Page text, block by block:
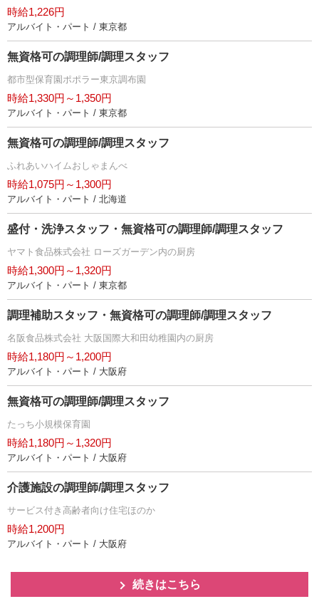
時給1,226円
アルバイト・パート / 東京都
無資格可の調理師/調理スタッフ
都市型保育園ポポラー東京調布園
時給1,330円～1,350円
アルバイト・パート / 東京都
無資格可の調理師/調理スタッフ
ふれあいハイムおしゃまんべ
時給1,075円～1,300円
アルバイト・パート / 北海道
盛付・洗浄スタッフ・無資格可の調理師/調理スタッフ
ヤマト食品株式会社 ローズガーデン内の厨房
時給1,300円～1,320円
アルバイト・パート / 東京都
調理補助スタッフ・無資格可の調理師/調理スタッフ
名阪食品株式会社 大阪国際大和田幼稚園内の厨房
時給1,180円～1,200円
アルバイト・パート / 大阪府
無資格可の調理師/調理スタッフ
たっち小規模保育園
時給1,180円～1,320円
アルバイト・パート / 大阪府
介護施設の調理師/調理スタッフ
サービス付き高齢者向け住宅ほのか
時給1,200円
アルバイト・パート / 大阪府
続きはこちら